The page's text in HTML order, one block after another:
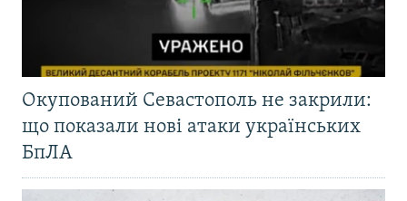
Окупований Севастополь не закрили:
що показали нові атаки українських
БпЛА